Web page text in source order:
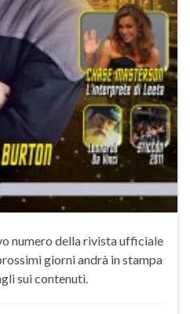
numero della rivista ufficiale
giorni andrà in stampa
sui contenuti.